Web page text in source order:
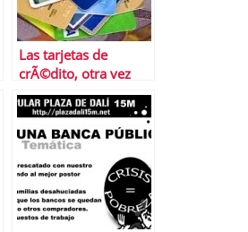
Las tarjetas de
crÃ©dito, otra vez
mÃ¡s caras